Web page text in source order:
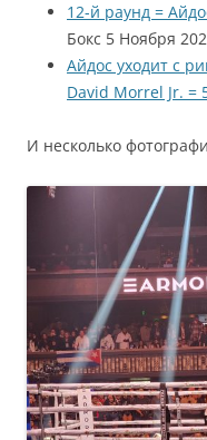
12-й раунд =
Бокс 5 Ноября
Айдос уходит с
David Morrel Jr. =
И несколько